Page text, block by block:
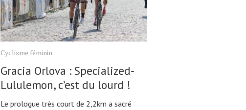
Cyclisme féminin
Gracia Orlova : Specialized-
Lululemon, c’est du lourd !
Le prologue très court de 2,2km a sacré